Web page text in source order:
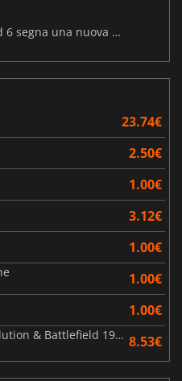
Il trailer ufficiale di Battlefield 6 segna una nuova era
23.74€
2.50€
1.00€
3.12€
1.00€
1.00€
1.00€
Battlefield 1 Revolution & Battlefield 1943 Bundle 8.53€